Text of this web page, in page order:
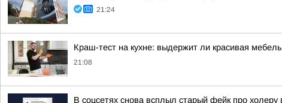
21:24
Краш-тест на кухне: выдержит ли красивая
21:08
В соцсетях снова всплыл старый фейк про холеру